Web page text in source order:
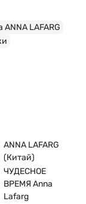
LAFARG
ANNA LAFARG
(Китай)
ЧУДЕСНОЕ
ВРЕМЯ Anna
Lafarg